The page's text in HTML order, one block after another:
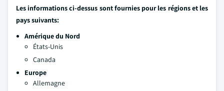
Les informations ci-dessus sont fournies pour les régions et les
pays suivants:
Amérique du Nord
États-Unis
Canada
Europe
Allemagne